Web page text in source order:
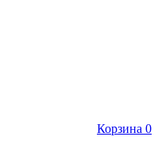
Корзина 0